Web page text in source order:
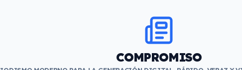
COMPROMISO